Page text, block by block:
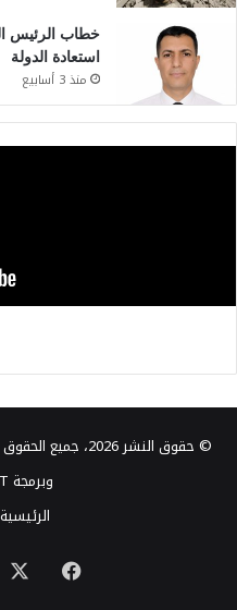
خطاب الرئيس
استعادة الدولة
منذ 3 أسابيع
© حقوق النشر 2026، جميع الحقوق محفوظة |
وبرمجة
الرئيسية
فيسبوك